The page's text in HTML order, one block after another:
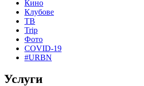
Кино
Клубове
ТВ
Trip
Фото
COVID-19
#URBN
Услуги